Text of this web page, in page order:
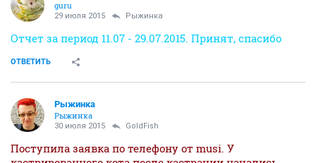
guru
29 июля 2015 Рыжинка
Отчет за период 11.07 - 29.07.2015. Принят, спасибо
ОТВЕТИТЬ
Рыжинка
Рыжинка
30 июля 2015 GoldFish
Поступила заявка по телефону от musi. У